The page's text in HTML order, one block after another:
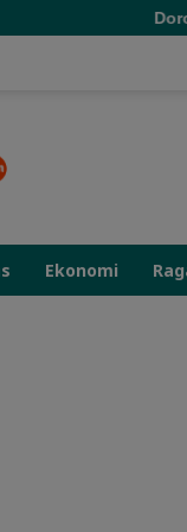
Dorong Pupuk
Ekonomi